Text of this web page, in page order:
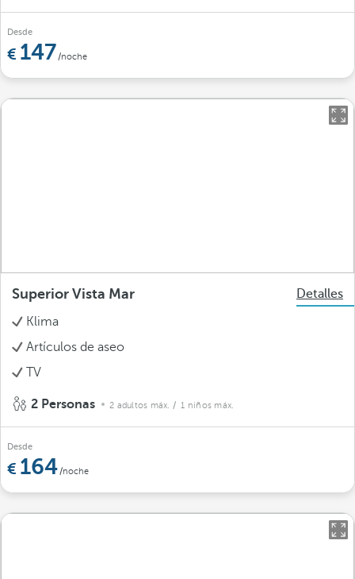
Desde
147/noche
Superior Vista Mar
Detalles
Klima
Artículos de aseo
TV
2 Personas 2 adultos máx. / 1 niños máx.
Desde
164/noche